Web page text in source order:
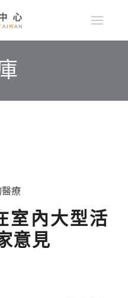
療
室內大型活
意見